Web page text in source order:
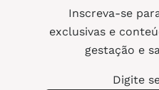
Inscreva-se
exclusivas e
gestação e
Digite